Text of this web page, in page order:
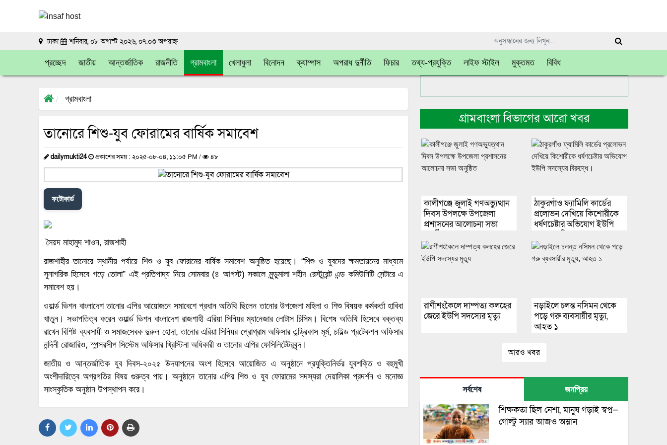
ঢাকা শনিবার, ০৮ অগাস্ট ২০২৬, ০৭:০৩ অপরাহ্ন
প্রচ্ছেদ জাতীয় আন্তর্জাতিক রাজনীতি গ্রামবাংলা খেলাধুলা বিনোদন ক্যাম্পাস অপরাধ দুর্নীতি ফিচার তথ্য-প্রযুক্তি লাইফ স্টাইল মুক্তমত বিবিধ
গ্রামবাংলা
তানোরে শিশু-যুব ফোরামের বার্ষিক সমাবেশ
dailymukti24 প্রকাশের সময় : ২০২৫-০৮-০৪, ১১:০৫ PM / ৪৮
ফটোকার্ড
সৈয়দ মাহামুদ শাওন, রাজশাহী
রাজশাহীর তানোরে স্থানীয় পর্যায়ে শিশু ও যুব ফোরামের বার্ষিক সমাবেশ অনুষ্ঠিত হয়েছে। “শিশু ও যুবদের ক্ষমতায়নের মাধ্যমে
সুনাগরিক হিসেবে গড়ে তোলা” এই প্রতিপাদ্য নিয়ে সোমবার (৪ আগস্ট) সকালে মুন্ডুমালা শহীদ রেস্টুরেন্ট এন্ড কমিউনিটি সেন্টারে এ
সমাবেশ হয়।
ওয়ার্ল্ড ভিশন বাংলাদেশ তানোর এপির আয়োজনে সমাবেশে প্রধান অতিথি ছিলেন তানোর উপজেলা মহিলা ও শিশু বিষয়ক কর্মকর্তা হাবিবা
খাতুন। সভাপতিত্ব করেন ওয়ার্ল্ড ভিশন বাংলাদেশ রাজশাহী এরিয়া সিনিয়র ম্যানেজার লোটাস চিসিম। বিশেষ অতিথি হিসেবে বক্তব্য
রাখেন বিশিষ্ট ব্যবসায়ী ও সমাজসেবক দুরুল হোদা, তানোর এরিয়া সিনিয়র প্রোগ্রাম অফিসার এন্ড্রিকাস মূর্ম, চাইল্ড প্রটেকশন অফিসার
নন্দিনী রোজারিও, স্পন্সরসীপ সিস্টেম অফিসার খ্রিস্টিনা অধিকারী ও তানোর এপির ফেসিলিটেটরবৃন্দ।
জাতীয় ও আন্তর্জাতিক যুব দিবস-২০২৫ উদযাপনের অংশ হিসেবে আয়োজিত এ অনুষ্ঠানে প্রযুক্তিনির্ভর যুবশক্তি ও বহুমুখী
অংশীদারিত্বে অগ্রগতির বিষয় গুরুত্ব পায়। অনুষ্ঠানে তানোর এপির শিশু ও যুব ফোরামের সদস্যরা দেয়ালিকা প্রদর্শন ও মনোজ্ঞ
সাংস্কৃতিক অনুষ্ঠান উপস্থাপন করে।
গ্রামবাংলা বিভাগের আরো খবর
কালীগঞ্জে জুলাই গণঅভ্যুত্থান
দিবস উপলক্ষে উপজেলা
প্রশাসনের আলোচনা সভা
ঠাকুরগাঁও ফ্যামিলি কার্ডের
প্রলোভন দেখিয়ে কিশোরীকে
ধর্ষণচেষ্টার অভিযোগ ইউপি
রাণীশংকৈলে দাম্পত্য কলহের
জেরে ইউপি সদস্যের মৃত্যু
নড়াইলে চলন্ত নসিমন থেকে
পড়ে গরু ব্যবসায়ীর মৃত্যু,
আহত ১
আরও খবর
সর্বশেষ জনপ্রিয়
শিক্ষকতা ছিল নেশা, মানুষ গড়াই স্বপ্ন—
গোল্টু স্যার আজও অম্লান